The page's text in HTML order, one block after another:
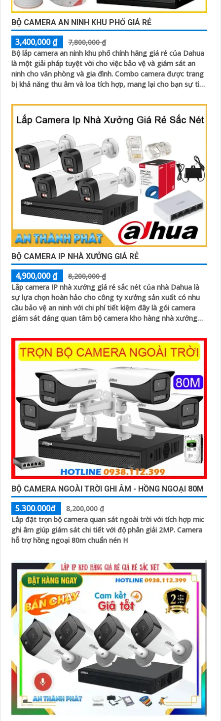
BỘ CAMERA AN NINH KHU PHỐ GIÁ RẺ
3,400,000 ₫
7,800,000 ₫
Bộ lắp camera an ninh khu phố chính hãng giá rẻ của Dahua
là một giải pháp tuyệt vời cho việc bảo vệ và giám sát an
ninh cho văn phòng và gia đình. Combo camera được trang
bị khả năng thu âm và loa tích hợp, mang lại cho bạn sự tiện
BỘ CAMERA IP NHÀ XƯỞNG GIÁ RẺ
4,900,000 ₫
8,200,000 ₫
Lắp camera IP nhà xưởng giá rẻ sắc nét của nhà Dahua là
sự lựa chọn hoàn hảo cho công ty xưởng sản xuất có nhu
cầu bảo vệ an ninh với chi phí tiết kiệm đây là gói camera
giám sát đáng quan tâm bộ camera kho hàng nhà xưởng
cao cho người dùng với bộ camera camera IP Dahua bảo vệ
an ninh cho xưởng sản xuất tuyệt đối.
BỘ CAMERA NGOÀI TRỜI GHI ÂM - HỒNG NGOẠI 80M
5.300.000đ
8,200,000 ₫
Lắp đặt trọn bộ camera quan sát ngoài trời với tích hợp mic
ghi âm giúp giám sát chi tiết với độ phân giải 2MP. Camera
hỗ trợ hồng ngoại 80m chuẩn nén H